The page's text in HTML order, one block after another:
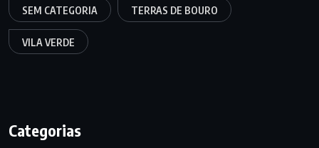
SEM CATEGORIA TERRAS DE BOURO
VILA VERDE
Categorias